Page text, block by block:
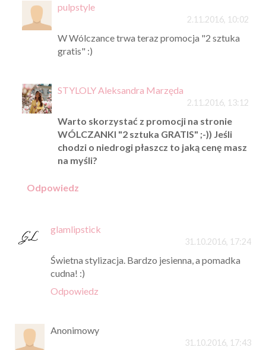
pulpstyle
2.11.2016, 10:02
W Wólczance trwa teraz promocja "2 sztuka
gratis" :)
STYLOLY Aleksandra Marzęda
2.11.2016, 13:12
Warto skorzystać z promocji na stronie
WÓLCZANKI "2 sztuka GRATIS" ;-)) Jeśli
chodzi o niedrogi płaszcz to jaką cenę masz
na myśli?
Odpowiedz
glamlipstick
31.10.2016, 17:24
Świetna stylizacja. Bardzo jesienna, a pomadka
cudna! :)
Odpowiedz
Anonimowy
31.10.2016, 17:43